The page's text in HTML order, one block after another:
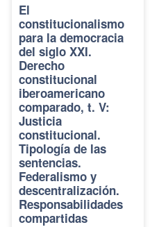
El
constitucionalismo
para la democracia
del siglo XXI.
Derecho
constitucional
iberoamericano
comparado, t. V:
Justicia
constitucional.
Tipología de las
sentencias.
Federalismo y
descentralización.
Responsabilidades
compartidas